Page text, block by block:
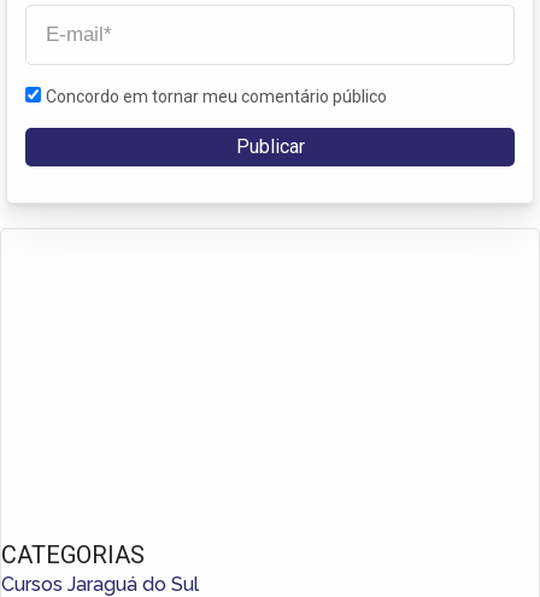
Concordo em tornar meu comentário público
CATEGORIAS
Cursos Jaraguá do Sul